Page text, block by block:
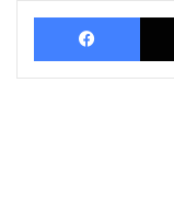
Facebook